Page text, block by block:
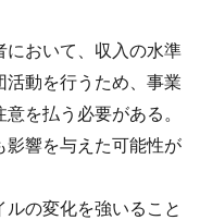
において、収入の水準
動を行うため、事業
を払う必要がある。
影響を与えた可能性が
の変化を強いること